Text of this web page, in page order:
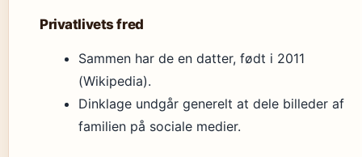
Privatlivets fred
Sammen har de en datter, født i 2011
(Wikipedia).
Dinklage undgår generelt at dele billeder af
familien på sociale medier.